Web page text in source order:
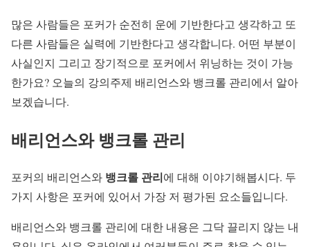
많은 사람들은 포커가 순전히 운에 기반한다고 생각하고 또
다른 사람들은 실력에 기반한다고 생각합니다. 어떤 부분이
사실인지 그리고 장기적으로 포커에서 위닝하는 것이 가능
한가요? 오늘의 강의주제 배리언스와 뱅크롤 관리에서 알아
보겠습니다.
배리언스와 뱅크롤 관리
포커의 배리언스와 뱅크롤 관리에 대해 이야기해봅시다. 두
가지 사항은 포커에 있어서 가장 저 평가된 요소들입니다.
배리언스와 뱅크롤 관리에 대한 내용은 그닥 끌리지 않는 내